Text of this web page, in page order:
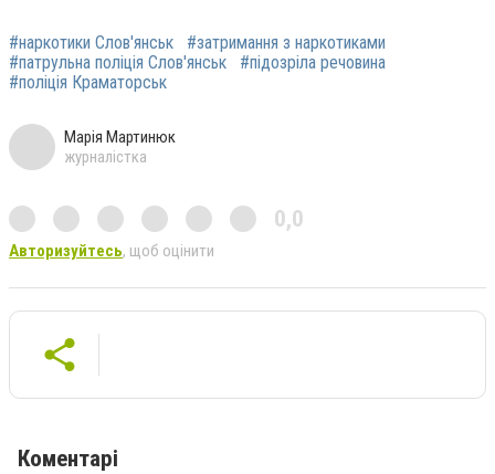
#наркотики Слов'янськ
#затримання з наркотиками
#патрульна поліція Слов'янськ
#підозріла речовина
#поліція Краматорськ
Марія Мартинюк
журналістка
0,0
Авторизуйтесь, щоб оцінити
Коментарі